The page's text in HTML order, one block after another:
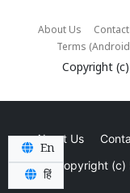
About Us
Terms
Copyright (c)
About Us
Copyright (c)
En
हिं